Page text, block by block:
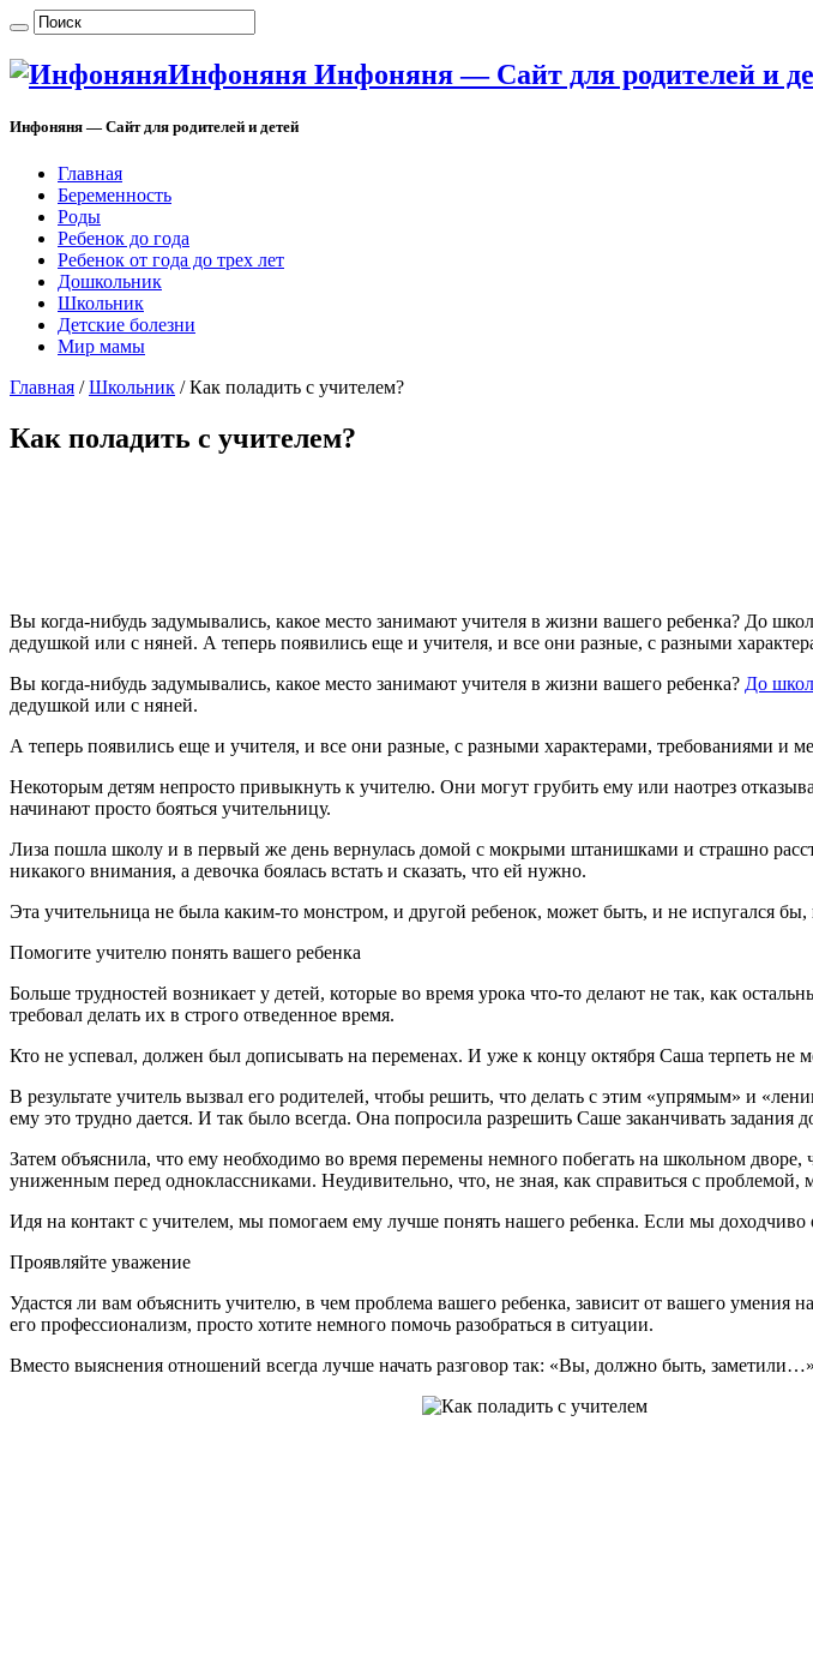
Инфоняня Инфоняня — Сайт для родителей и
Инфоняня — Сайт для родителей и детей
Главная
Беременность
Роды
Ребенок до года
Ребенок от года до трех лет
Дошкольник
Школьник
Детские болезни
Мир мамы
Главная / Школьник / Как поладить с учителем?
Как поладить с учителем?
Вы когда-нибудь задумывались, какое место занимают учителя в жизни вашего ребенка? До
дедушкой или с няней. А теперь по­явились еще и учителя, и все они разные, с разными
Вы когда-нибудь задумывались, какое место занимают учителя в жизни вашего ребенка? До
дедушкой или с няней.
А теперь по­явились еще и учителя, и все они разные, с разными характерами, требованиями и
Некоторым детям непросто привыкнуть к учителю. Они могут грубить ему или наотрез
начинают просто бояться учите­льницу.
Лиза пошла школу и в первый же день вернулась домой с мокрыми штанишками и страшно
никакого внимания, а девочка боялась встать и сказать, что ей нужно.
Эта учительница не была каким-то монстром, и другой ребенок, может быть, и не испугался бы,
Помогите учителю понять вашего ребенка
Больше трудностей возникает у детей, которые во время урока что-то делают не так, как
требовал делать их в строго отведенное время.
Кто не успевал, должен был дописывать на переменах. И уже к концу октября Саша терпеть не
В результате учитель вызвал его родителей, чтобы решить, что делать с этим «упрямым» и
ему это трудно дается. И так было всегда. Она попросила разрешить Саше заканчивать задания
Затем объяснила, что ему необходимо во время перемены немного побегать на школьном
униженным перед одноклассниками. Неудивительно, что, не зная, как справиться с проблемой,
Идя на контакт с учителем, мы помогаем ему лучше понять нашего ребенка. Если мы
Проявляйте уважение
Удастся ли вам объяснить учителю, в чем проблема вашего ребенка, зависит от вашего умения
его профессионализм, просто хотите немного помочь разобраться в ситуации.
Вместо выяснения отношений всегда лучше начать разговор так: «Вы, должно быть,